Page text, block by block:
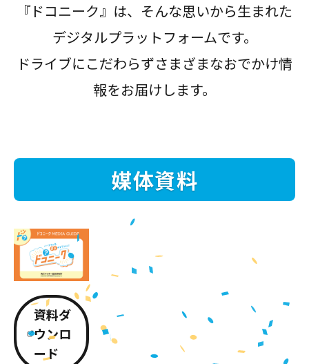
『ドコニーク』は、そんな思いから生まれた
デジタルプラットフォームです。
ドライブにこだわらずさまざまなおでかけ情
報をお届けします。
媒体資料
資料ダ
ウンロ
ード